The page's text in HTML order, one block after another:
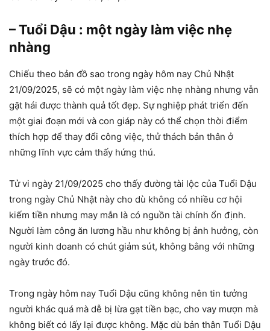
– Tuổi Dậu : một ngày làm việc nhẹ
nhàng
Chiếu theo bản đồ sao trong ngày hôm nay Chủ Nhật
21/09/2025, sẽ có một ngày làm việc nhẹ nhàng nhưng vẫn
gặt hái được thành quả tốt đẹp. Sự nghiệp phát triển đến
một giai đoạn mới và con giáp này có thể chọn thời điểm
thích hợp để thay đổi công việc, thử thách bản thân ở
những lĩnh vực cảm thấy hứng thú.
Tử vi ngày 21/09/2025 cho thấy đường tài lộc của Tuổi Dậu
trong ngày Chủ Nhật này cho dù không có nhiều cơ hội
kiếm tiền nhưng may mắn là có nguồn tài chính ổn định.
Người làm công ăn lương hầu như không bị ảnh hưởng, còn
người kinh doanh có chút giảm sút, không bằng với những
ngày trước đó.
Trong ngày hôm nay Tuổi Dậu cũng không nên tin tưởng
người khác quá mà dễ bị lừa gạt tiền bạc, cho vay mượn mà
không biết có lấy lại được không. Mặc dù bản thân Tuổi Dậu